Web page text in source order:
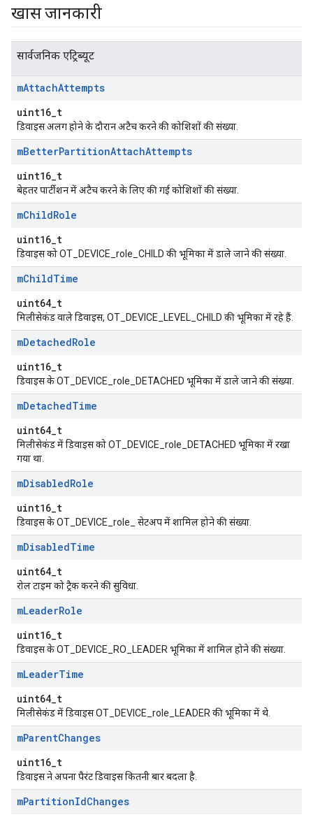
खास जानकारी
सार्वजनिक एट्रिब्यूट
mAttachAttempts
uint16_t
डिवाइस अलग होने के दौरान अटैच करने की कोशिशों की संख्या.
mBetterPartitionAttachAttempts
uint16_t
बेहतर पार्टीशन में अटैच करने के लिए की गई कोशिशों की संख्या.
mChildRole
uint16_t
डिवाइस को OT_DEVICE_role_CHILD की भूमिका में डाले जाने की संख्या.
mChildTime
uint64_t
मिलीसेकंड वाले डिवाइस, OT_DEVICE_LEVEL_CHILD की भूमिका में रहे हैं.
mDetachedRole
uint16_t
डिवाइस के OT_DEVICE_role_DETACHED भूमिका में डाले जाने की संख्या.
mDetachedTime
uint64_t
मिलीसेकंड में डिवाइस को OT_DEVICE_role_DETACHED भूमिका में रखा
गया था.
mDisabledRole
uint16_t
डिवाइस के OT_DEVICE_role_ सेटअप में शामिल होने की संख्या.
mDisabledTime
uint64_t
रोल टाइम को ट्रैक करने की सुविधा.
mLeaderRole
uint16_t
डिवाइस के OT_DEVICE_RO_LEADER भूमिका में शामिल होने की संख्या.
mLeaderTime
uint64_t
मिलीसेकंड में डिवाइस OT_DEVICE_role_LEADER की भूमिका में थे.
mParentChanges
uint16_t
डिवाइस ने अपना पैरंट डिवाइस कितनी बार बदला है.
mPartitionIdChanges